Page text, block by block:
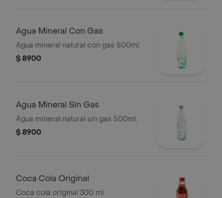
Agua Mineral Con Gas
Agua mineral natural con gas 500ml.
$ 8900
Agua Mineral Sin Gas
Agua mineral natural sin gas 500ml.
$ 8900
Coca Cola Original
Coca cola original 300 ml